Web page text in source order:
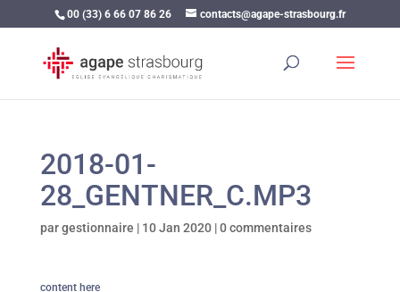
00 (33) 6 66 07 86 26 contacts@agape-strasbourg.fr
2018-01-
28_GENTNER_C.MP3
pargestionnaire | 10 Jan 2020|0 commentaires
content here